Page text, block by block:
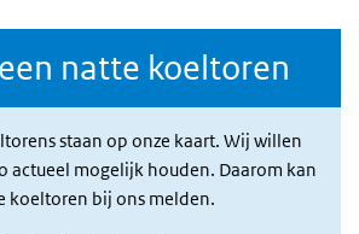
natte koeltoren
staan op onze kaart. Wij willen
actueel mogelijk houden. Daarom kan
koeltoren bij ons melden.